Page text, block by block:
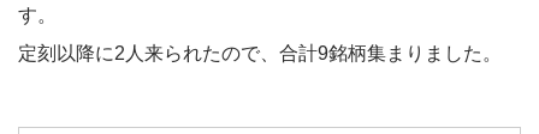
す。
定刻以降に2人来られたので、合計9銘柄集まりました。